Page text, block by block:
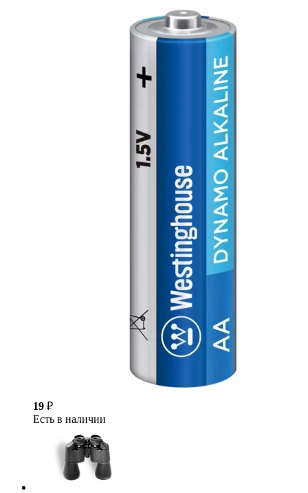
19 ₽
Есть в наличии